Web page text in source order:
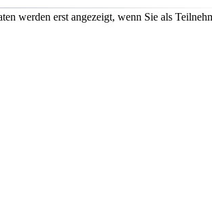
werden erst angezeigt, wenn Sie als